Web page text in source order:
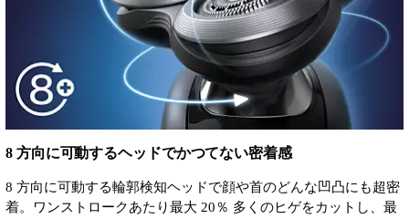
8 方向に可動するヘッドでかつてない密着感
8 方向に可動する輪郭検知ヘッドで顔や首のどんな凹凸にも超密
着。ワンストロークあたり最大 20％ 多くのヒゲをカットし、最